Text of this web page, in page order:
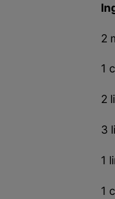
2
1
2
3
1
1